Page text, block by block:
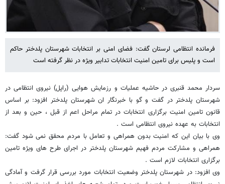
فرمانده انتظامی لرستان گفت: فضای امنی بر انتخابات شهرستان پلدختر حاکم
است و پلیس برای تامین امنیت انتخابات تدابیر ویژه در نظر گرفته است
سردار محمد قنبری در حاشیه عملیات و رزمایش هوایی (راپل) نیروی انتظامی در
شهرستان پلدختر در گفت و گو با خبرنگار ان شهرستان پلدختر افزود: بر اساس
قانون تامین امنیت برگزاری انتخابات در تمام مراحل اعم از قبل ، حین و بعد از
انتخابات به عهده نیروی انتظامی است .
وی با بیان این که امنیت بدون همراهی و تعامل با مردم محقق نمی شود گفت:
همراهی و مشارکت مردم فهیم شهرستان پلدختر در اجرای طرح های ویژه تامین
برگزاری انتخابات لازم است .
وی افزود: در شهرستان پلدختر وضعیت انتخابات مورد بررسی قرار گرفت و آمادگی